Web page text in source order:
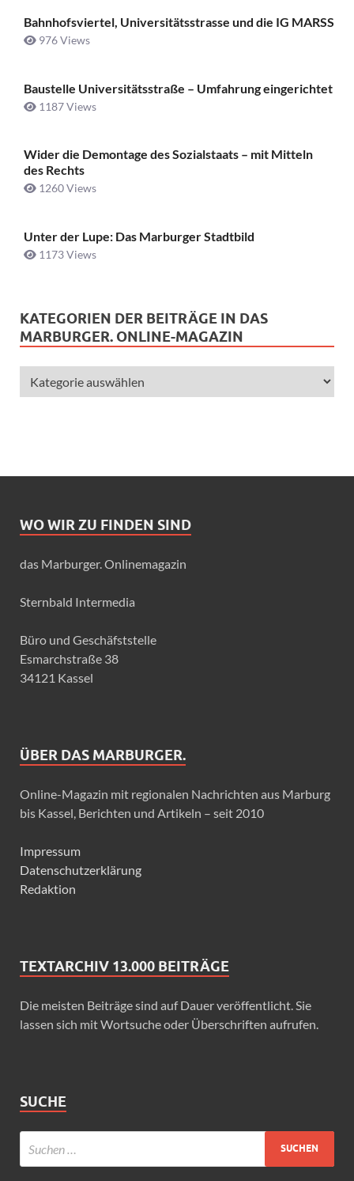
Bahnhofsviertel, Universitätsstrasse und die IG MARSS
976 Views
Baustelle Universitätsstraße ­– Umfahrung eingerichtet
1187 Views
Wider die Demontage des Sozialstaats – mit Mitteln
des Rechts
1260 Views
Unter der Lupe: Das Marburger Stadtbild
1173 Views
KATEGORIEN DER BEITRÄGE IN DAS
MARBURGER. ONLINE-MAGAZIN
WO WIR ZU FINDEN SIND
das Marburger. Onlinemagazin
Sternbald Intermedia
Büro und Geschäfststelle
Esmarchstraße 38
34121 Kassel
ÜBER DAS MARBURGER.
Online-Magazin mit regionalen Nachrichten aus Marburg
bis Kassel, Berichten und Artikeln – seit 2010
Impressum
Datenschutzerklärung
Redaktion
TEXTARCHIV 13.000 BEITRÄGE
Die meisten Beiträge sind auf Dauer veröffentlicht. Sie
lassen sich mit Wortsuche oder Überschriften aufrufen.
SUCHE